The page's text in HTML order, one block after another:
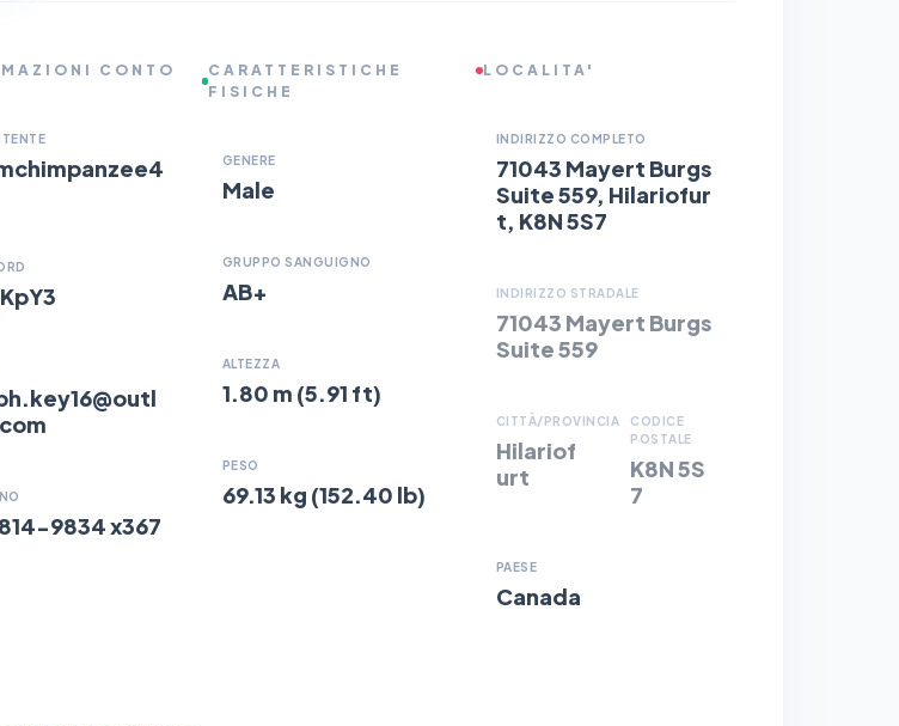
CONTO
9834 x367
CARATTERISTICHE
FISICHE
GENERE
Male
GRUPPO SANGUIGNO
AB+
ALTEZZA
1.80 m (5.91 ft)
PESO
69.13 kg (152.40 lb)
LOCALITA'
INDIRIZZO COMPLETO
71043 Mayert Burgs
Suite 559, Hilariofur
t, K8N 5S7
INDIRIZZO STRADALE
71043 Mayert Burgs
Suite 559
CITTÀ/PROVINCIA
Hilariof
urt
CODICE
POSTALE
K8N 5S
7
PAESE
Canada